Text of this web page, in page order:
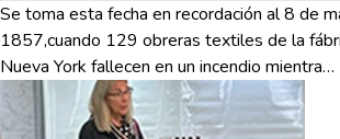
Se toma esta fecha en recordación al 8 de
1857,cuando 129 obreras textiles de la
Nueva York fallecen en un incendio mientra…